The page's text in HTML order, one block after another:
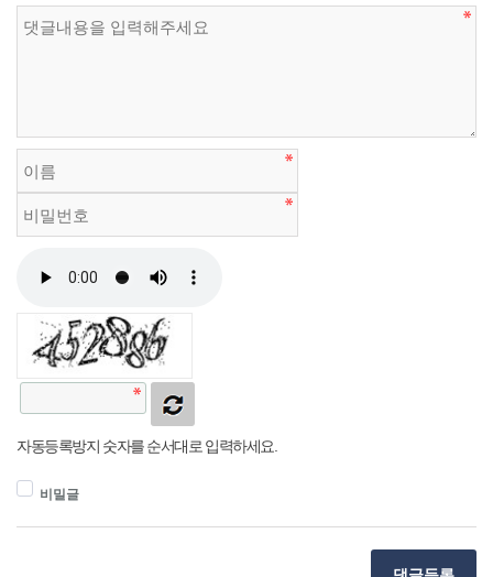
자동등록방지 숫자를 순서대로 입력하세요.
비밀글